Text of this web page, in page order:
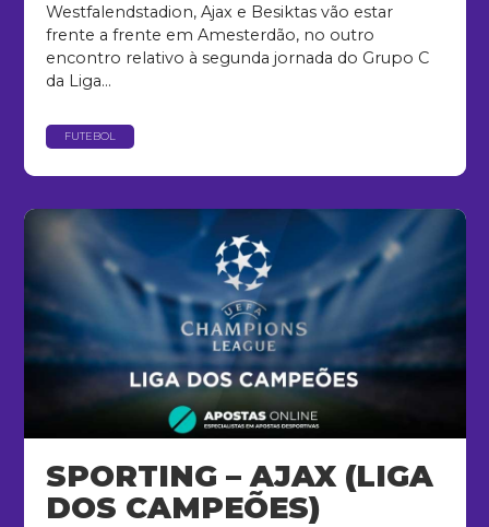
Westfalendstadion, Ajax e Besiktas vão estar
frente a frente em Amesterdão, no outro
encontro relativo à segunda jornada do Grupo C
da Liga...
FUTEBOL
SPORTING – AJAX (LIGA
DOS CAMPEÕES)